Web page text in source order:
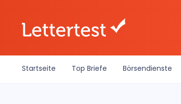
Startseite Top Briefe Börsendienste